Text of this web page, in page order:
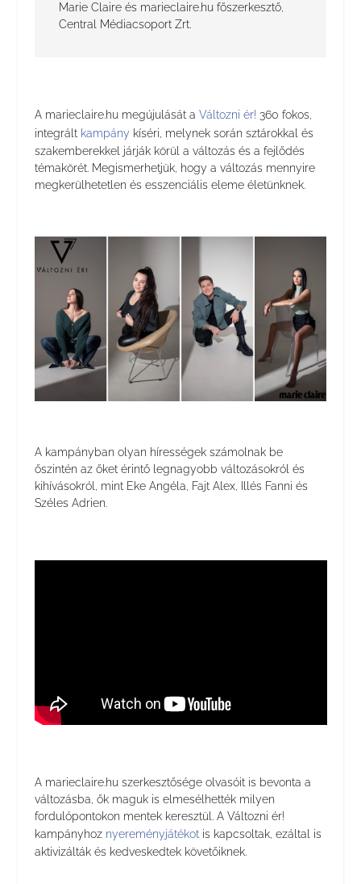
Marie Claire és marieclaire.hu főszerkesztő,
Central Médiacsoport Zrt.
A marieclaire.hu megújulását a Változni ér! 360 fokos,
integrált kampány kíséri, melynek során sztárokkal és
szakemberekkel járják körül a változás és a fejlődés
témakörét. Megismerhetjük, hogy a változás mennyire
megkerülhetetlen és esszenciális eleme életünknek.
A kampányban olyan hírességek számolnak be
őszintén az őket érintő legnagyobb változásokról és
kihívásokról, mint Eke Angéla, Fajt Alex, Illés Fanni és
Széles Adrien.
A marieclaire.hu szerkesztősége olvasóit is bevonta a
változásba, ők maguk is elmesélhették milyen
fordulópontokon mentek keresztül. A Változni ér!
kampányhoz nyereményjátékotis kapcsoltak, ezáltal is
aktivizálták és kedveskedtek követőiknek.